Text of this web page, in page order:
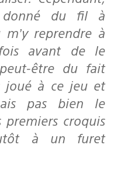
donné du fil à
reprendre à
avant de le
être du fait
joué à ce jeu et
pas bien le
premiers croquis
à un furet